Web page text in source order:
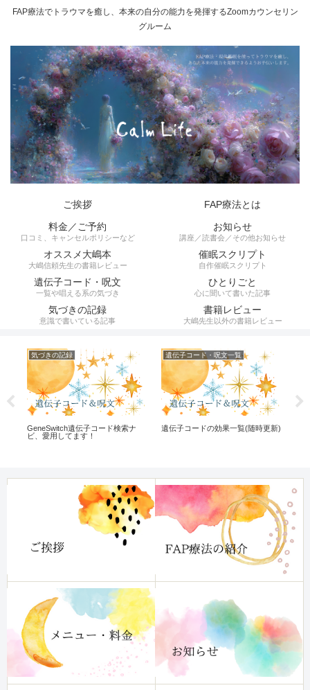
FAP療法でトラウマを癒し、本来の自分の能力を発揮するZoomカウンセリン
グルーム
ご挨拶
FAP療法とは
料金／ご予約
口コミ、キャンセルポリシーなど
お知らせ
講座／読書会／その他お知らせ
オススメ大嶋本
大嶋信頼先生の書籍レビュー
催眠スクリプト
自作催眠スクリプト
遺伝子コード・呪文
一覧や唱える系の気づき
ひとりごと
心に聞いて書いた記事
気づきの記録
意識で書いている記事
書籍レビュー
大嶋先生以外の書籍レビュー
気づきの記録
GeneSwitch遺伝子コード検索ナ
ビ、愛用してます！
遺伝子コード・呪文一覧
遺伝子コードの効果一覧(随時更新)